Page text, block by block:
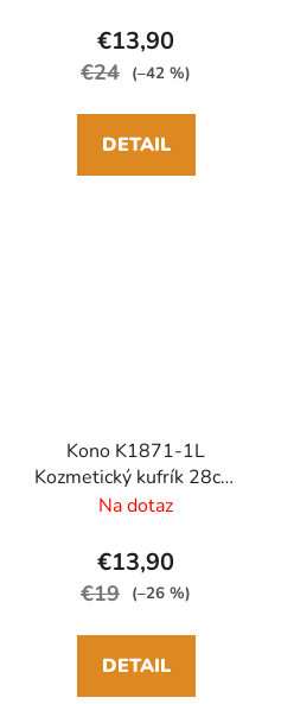
€13,90
€24 (–42 %)
DETAIL
Kono K1871-1L
Kozmetický kufrík 28cm
Krémová ABS
Na dotaz
€13,90
€19 (–26 %)
DETAIL